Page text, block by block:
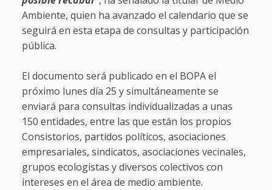
Ambiente, quien ha avanzado el calendario que se
seguirá en esta etapa de consultas y participación
pública.
El documento será publicado en el BOPA el
próximo lunes día 25 y simultáneamente se
enviará para consultas individualizadas a unas
150 entidades, entre las que están los propios
Consistorios, partidos políticos, asociaciones
empresariales, sindicatos, asociaciones vecinales,
grupos ecologistas y diversos colectivos con
intereses en el área de medio ambiente.